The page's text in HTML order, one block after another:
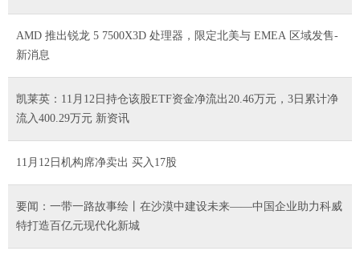
AMD 推出锐龙 5 7500X3D 处理器，限定北美与 EMEA 区域发售-
新消息
凯莱英：11月12日持仓该股ETF资金净流出20.46万元，3日累计净
流入400.29万元 新资讯
11月12日机构席净卖出 买入17股
要闻：一带一路故事绘丨在沙漠中建设未来——中国企业助力科威
特打造百亿元现代化新城